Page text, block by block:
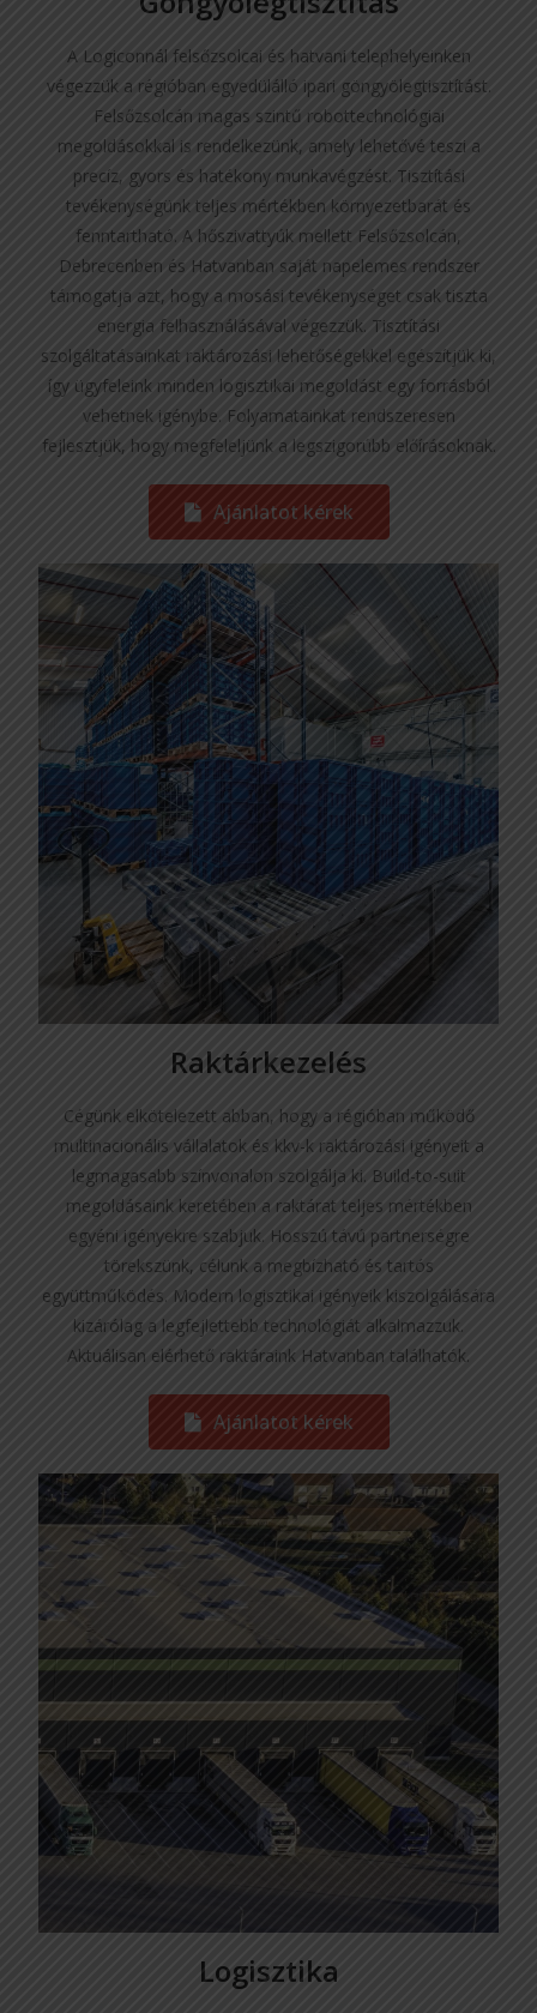
A Logiconnál felsőzsolcai és hatvani telephelyeinken
végezzük a régióban egyedülálló ipari göngyölegtisztítást.
Felsőzsolcán magas szintű robottechnológiai
megoldásokkal is rendelkezünk, amely lehetővé teszi a
precíz, gyors és hatékony munkavégzést. Tisztítási
tevékenységünk teljes mértékben környezetbarát és
fenntartható. A hőszivattyúk mellett Felsőzsolcán,
Debrecenben és Hatvanban saját napelemes rendszer
támogatja azt, hogy a mosási tevékenységet csak tiszta
energia felhasználásával végezzük. Tisztítási
szolgáltatásainkat raktározási lehetőségekkel egészítjük ki,
így ügyfeleink minden logisztikai megoldást egy forrásból
vehetnek igénybe. Folyamatainkat rendszeresen
fejlesztjük, hogy megfeleljünk a legszigorúbb előírásoknak.
Ajánlatot kérek
Raktárkezelés
Cégünk elkötelezett abban, hogy a régióban működő
multinacionális vállalatok és kkv-k raktározási igényeit a
legmagasabb színvonalon szolgálja ki. Build-to-suit
megoldásaink keretében a raktárat teljes mértékben
egyéni igényekre szabjuk. Hosszú távú partnerségre
törekszünk, célunk a megbízható és tartós
együttműködés. Modern logisztikai igényeik kiszolgálására
kizárólag a legfejlettebb technológiát alkalmazzuk.
Aktuálisan elérhető raktáraink Hatvanban találhatók.
Ajánlatot kérek
Logisztika